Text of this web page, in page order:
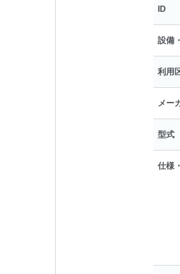
ID
設備
利用
メー
型式
仕様